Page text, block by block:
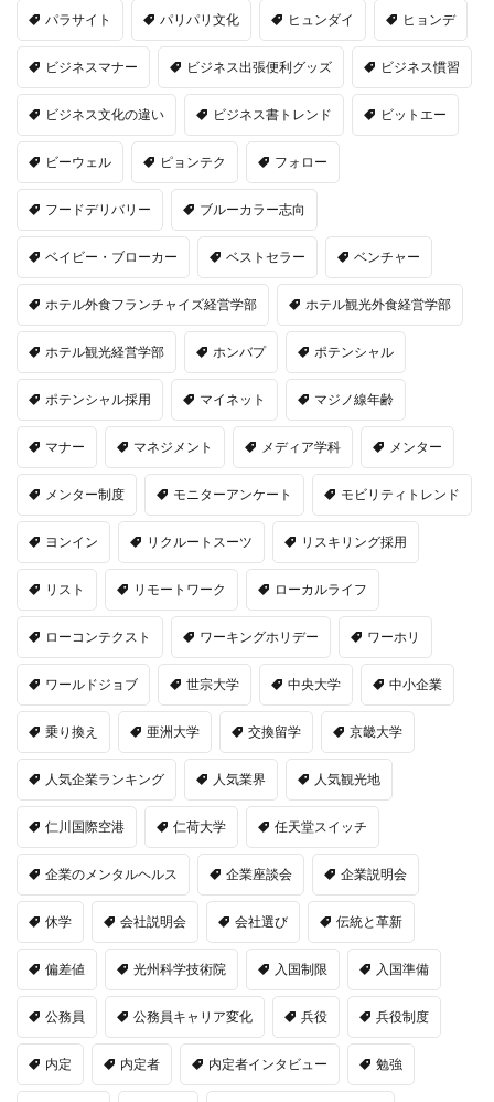
パラサイト パリパリ文化 ヒュンダイ ヒョンデ
ビジネスマナー ビジネス出張便利グッズ ビジネス慣習
ビジネス文化の違い ビジネス書トレンド ビットエー
ビーウェル ピョンテク フォロー
フードデリバリー ブルーカラー志向
ベイビー・ブローカー ベストセラー ベンチャー
ホテル外食フランチャイズ経営学部 ホテル観光外食経営学部
ホテル観光経営学部 ホンバプ ポテンシャル
ポテンシャル採用 マイネット マジノ線年齢
マナー マネジメント メディア学科 メンター
メンター制度 モニターアンケート モビリティトレンド
ヨンイン リクルートスーツ リスキリング採用
リスト リモートワーク ローカルライフ
ローコンテクスト ワーキングホリデー ワーホリ
ワールドジョブ 世宗大学 中央大学 中小企業
乗り換え 亜洲大学 交換留学 京畿大学
人気企業ランキング 人気業界 人気観光地
仁川国際空港 仁荷大学 任天堂スイッチ
企業のメンタルヘルス 企業座談会 企業説明会
休学 会社説明会 会社選び 伝統と革新
偏差値 光州科学技術院 入国制限 入国準備
公務員 公務員キャリア変化 兵役 兵役制度
内定 内定者 内定者インタビュー 勉強